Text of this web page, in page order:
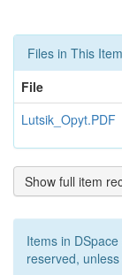
Files in This
File
Lutsik_Opyt.PDF
Show full item
Items in
reserved,